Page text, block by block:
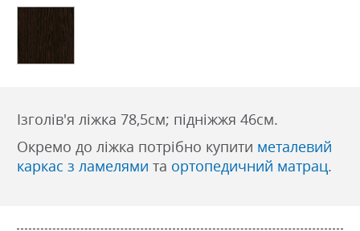
Ізголів'я ліжка 78,5см; підніжжя 46см.
Окремо до ліжка потрібно купити металевий
каркас з ламелями та ортопедичний матрац.